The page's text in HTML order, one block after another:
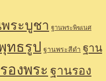
ระบูชา ฐานพระพิฆเนศ
ทธรูป ฐานพระสีดำ ฐาน
องพระ ฐานรอง